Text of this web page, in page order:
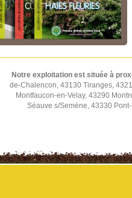
Notre exploitation est située à
de-Chalencon, 43130 Tiranges,
Montfaucon-en-Velay, 43290
Séauve s/Semène, 43330